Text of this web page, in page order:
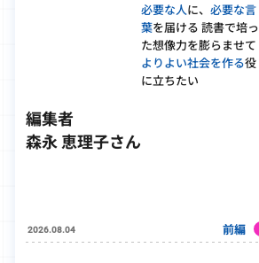
必要な人に、 必要な言
葉を届ける 読書で培っ
た想像力を膨らませて
よりよい社会を作る役
に立ちたい
編集者
森永 恵理子さん
2026.08.04 前編